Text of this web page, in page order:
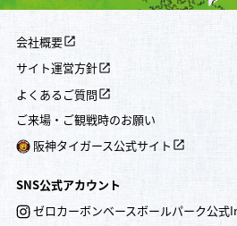
会社概要
サイト運営方針
よくあるご質問
ご来場・ご観戦時のお願い
阪神タイガース公式サイト
SNS公式アカウント
ゼロカーボンベースボールパーク公式